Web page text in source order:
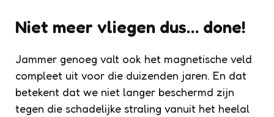
Niet meer vliegen dus… done!
Jammer genoeg valt ook het magnetische veld
compleet uit voor die duizenden jaren. En dat
betekent dat we niet langer beschermd zijn
tegen die schadelijke straling vanuit het heelal